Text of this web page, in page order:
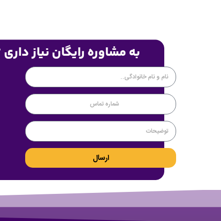
به مشاوره رایگان نیاز
ارسال